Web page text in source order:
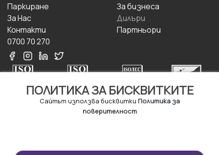
ПОЛИТИКА ЗА БИСКВИТКИТЕ
Сайтът използва бисквитки Политика за
поверителност
Паркиране
За Hас
Контакти
0700 70 270
За бизнесa
Дилъри
Партньори
Правила и условия за